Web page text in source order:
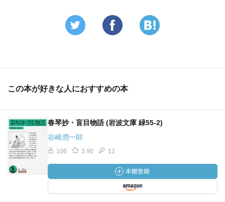
この本が好きな人におすすめの本
春琴抄・盲目物語 (岩波文庫 緑55-2)
谷崎潤一郎
106 3.90 12